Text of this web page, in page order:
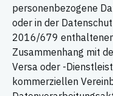
personenbezogene
oder in der
2016/679
Zusammenhang mit
Versa oder -
kommerziellen